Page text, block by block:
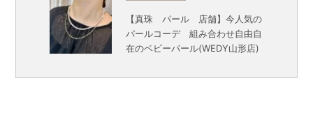
【真珠 パール 店舗】今人気の
パールコーデ 組み合わせ自由自
在のベビーパール(WEDY山形店)